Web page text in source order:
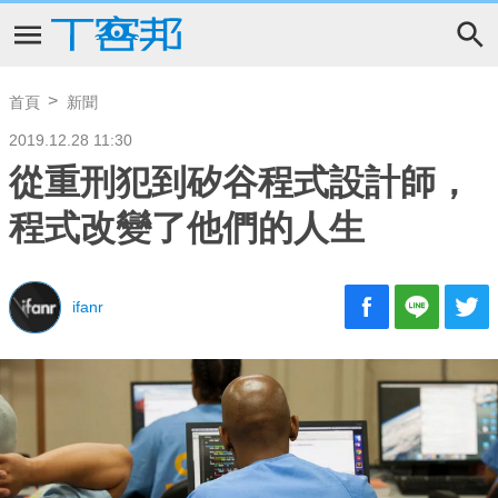
首頁 新聞
2019.12.28 11:30
從重刑犯到矽谷程式設計師，
程式改變了他們的人生
ifanr